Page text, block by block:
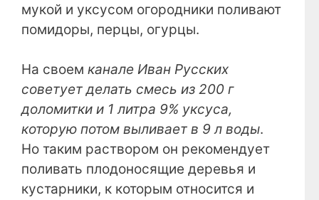
мукой и уксусом огородники поливают
помидоры, перцы, огурцы.
На своем канале Иван Русских
советует делать смесь из 200 г
доломитки и 1 литра 9% уксуса,
которую потом выливает в 9 л воды.
Но таким раствором он рекомендует
поливать плодоносящие деревья и
кустарники, к которым относится и